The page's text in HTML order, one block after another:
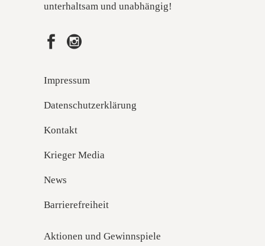
unterhaltsam und unabhängig!
Impressum
Datenschutzerklärung
Kontakt
Krieger Media
News
Barrierefreiheit
Aktionen und Gewinnspiele